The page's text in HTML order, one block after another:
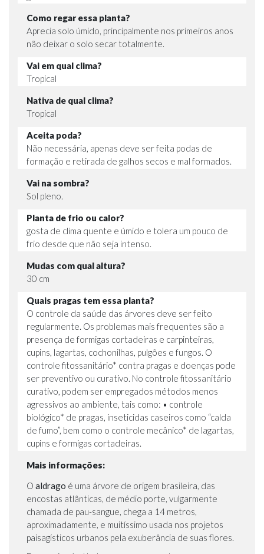
Como regar essa planta?
Aprecia solo úmido, principalmente nos primeiros anos
não deixar o solo secar totalmente.
Vai em qual clima?
Tropical
Nativa de qual clima?
Tropical
Aceita poda?
Não necessária, apenas deve ser feita podas de
formação e retirada de galhos secos e mal formados.
Vai na sombra?
Sol pleno.
Planta de frio ou calor?
gosta de clima quente e úmido e tolera um pouco de
frio desde que não seja intenso.
Mudas com qual altura?
30 cm
Quais pragas tem essa planta?
O controle da saúde das árvores deve ser feito
regularmente. Os problemas mais frequentes são a
presença de formigas cortadeiras e carpinteiras,
cupins, lagartas, cochonilhas, pulgões e fungos. O
controle fitossanitário* contra pragas e doenças pode
ser preventivo ou curativo. No controle fitossanitário
curativo, podem ser empregados métodos menos
agressivos ao ambiente, tais como: • controle
biológico* de pragas, inseticidas caseiros como “calda
de fumo”, bem como o controle mecânico* de lagartas,
cupins e formigas cortadeiras.
Mais informações:
O aldrago é uma árvore de origem brasileira, das
encostas atlânticas, de médio porte, vulgarmente
chamada de pau-sangue, chega a 14 metros,
aproximadamente, e muitíssimo usada nos projetos
paisagísticos urbanos pela exuberância de suas flores.